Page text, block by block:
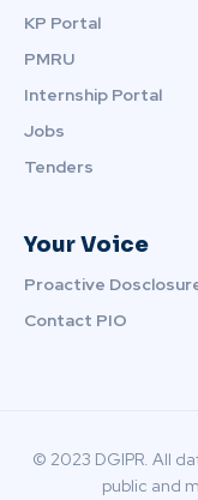
KP Portal
PMRU
Internship Portal
Jobs
Tenders
Your Voice
Proactive
Contact PIO
© 2023 DGIPR. All
public and